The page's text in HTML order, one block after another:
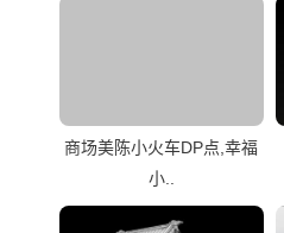
商场美陈小火车DP点,幸福
小..